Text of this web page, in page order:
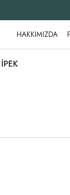
HAKKIMIZDA
İPEK